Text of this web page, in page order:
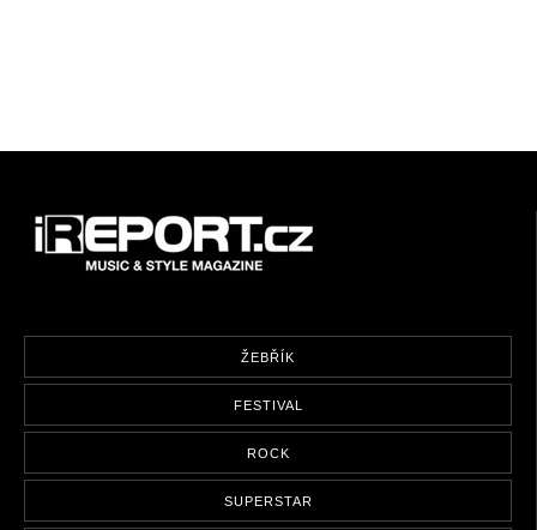
ŽEBŘÍK
FESTIVAL
ROCK
SUPERSTAR